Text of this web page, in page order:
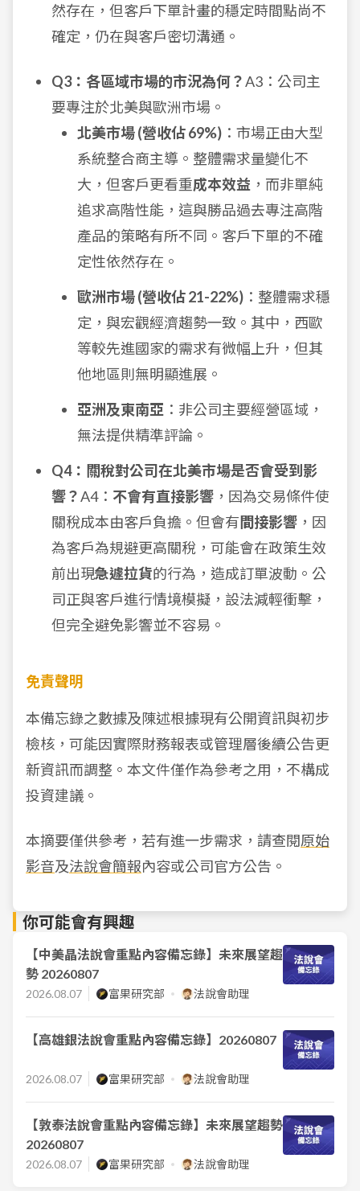
然存在，但客戶下單計畫的穩定時間點尚不
確定，仍在與客戶密切溝通。
Q3：各區域市場的市況為何？A3：公司主
要專注於北美與歐洲市場。
北美市場 (營收佔 69%) ：市場正由大型
系統整合商主導。整體需求量變化不
大，但客戶更看重成本效益 ，而非單純
追求高階性能，這與勝品過去專注高階
產品的策略有所不同。客戶下單的不確
定性依然存在。
歐洲市場 (營收佔 21-22%) ：整體需求穩
定，與宏觀經濟趨勢一致。其中，西歐
等較先進國家的需求有微幅上升，但其
他地區則無明顯進展。
亞洲及東南亞 ：非公司主要經營區域，
無法提供精準評論。
Q4：關稅對公司在北美市場是否會受到影
響？A4： 不會有直接影響 ，因為交易條件使
關稅成本由客戶負擔。但會有 間接影響 ，因
為客戶為規避更高關稅，可能會在政策生效
前出現急遽拉貨的行為，造成訂單波動。公
司正與客戶進行情境模擬，設法減輕衝擊，
但完全避免影響並不容易。
免責聲明
本備忘錄之數據及陳述根據現有公開資訊與初步
檢核，可能因實際財務報表或管理層後續公告更
新資訊而調整。本文件僅作為參考之用，不構成
投資建議。
本摘要僅供參考，若有進一步需求，請查閱原始
影音及法說會簡報內容或公司官方公告。
你可能會有興趣
【中美晶法說會重點內容備忘錄】未來展望趨
勢 20260807
2026.08.07 富果研究部 法說會助理
【高雄銀法說會重點內容備忘錄】20260807
2026.08.07 富果研究部 法說會助理
【敦泰法說會重點內容備忘錄】未來展望趨勢
20260807
2026.08.07 富果研究部 法說會助理